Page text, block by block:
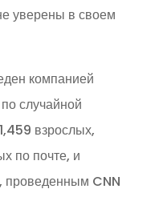
уверены в своем
компанией
случайной
взрослых,
по почте, и
проведенным CNN